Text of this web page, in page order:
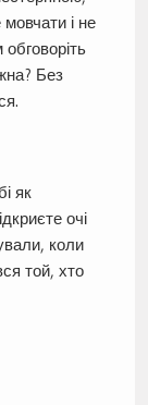
і не
Без
як
очі
коли
той, хто